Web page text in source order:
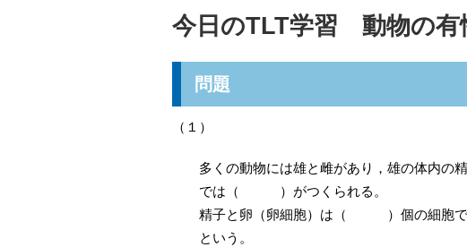
今日のTLT学習 動物の有
問題
（１）
多くの動物には雄と雌があり，雄の
では（ ）がつくられる。
精子と卵（卵細胞）は（ ）個の細胞
という。